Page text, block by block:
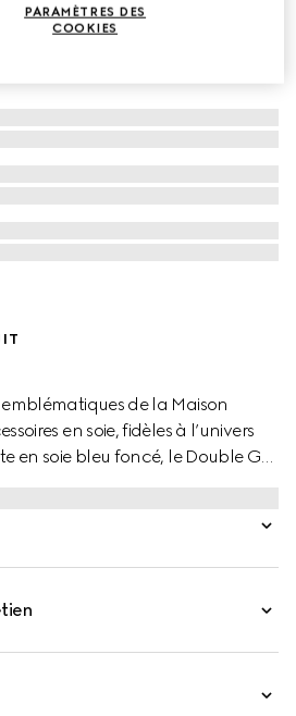
emblématiques de la Maison
en soie, fidèles à l’univers
en soie bleu foncé, le Double G
PARAMÈTRES DES
COOKIES